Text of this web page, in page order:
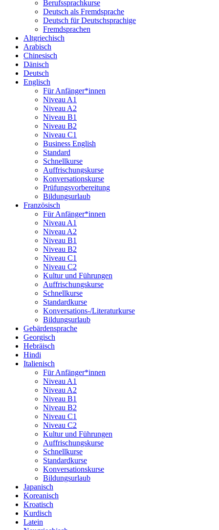
Berufssprachkurse
Deutsch als Fremdsprache
Deutsch für Deutschsprachige
Fremdsprachen
Altgriechisch
Arabisch
Chinesisch
Dänisch
Deutsch
Englisch
Für Anfänger*innen
Niveau A1
Niveau A2
Niveau B1
Niveau B2
Niveau C1
Business English
Standard
Schnellkurse
Auffrischungskurse
Konversationskurse
Prüfungsvorbereitung
Bildungsurlaub
Französisch
Für Anfänger*innen
Niveau A1
Niveau A2
Niveau B1
Niveau B2
Niveau C1
Niveau C2
Kultur und Führungen
Auffrischungskurse
Schnellkurse
Standardkurse
Konversations-/Literaturkurse
Bildungsurlaub
Gebärdensprache
Georgisch
Hebräisch
Hindi
Italienisch
Für Anfänger*innen
Niveau A1
Niveau A2
Niveau B1
Niveau B2
Niveau C1
Niveau C2
Kultur und Führungen
Auffrischungskurse
Schnellkurse
Standardkurse
Konversationskurse
Bildungsurlaub
Japanisch
Koreanisch
Kroatisch
Kurdisch
Latein